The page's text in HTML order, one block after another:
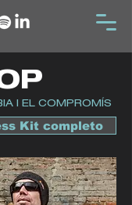
I EL COMPROMÍS
Kit completo